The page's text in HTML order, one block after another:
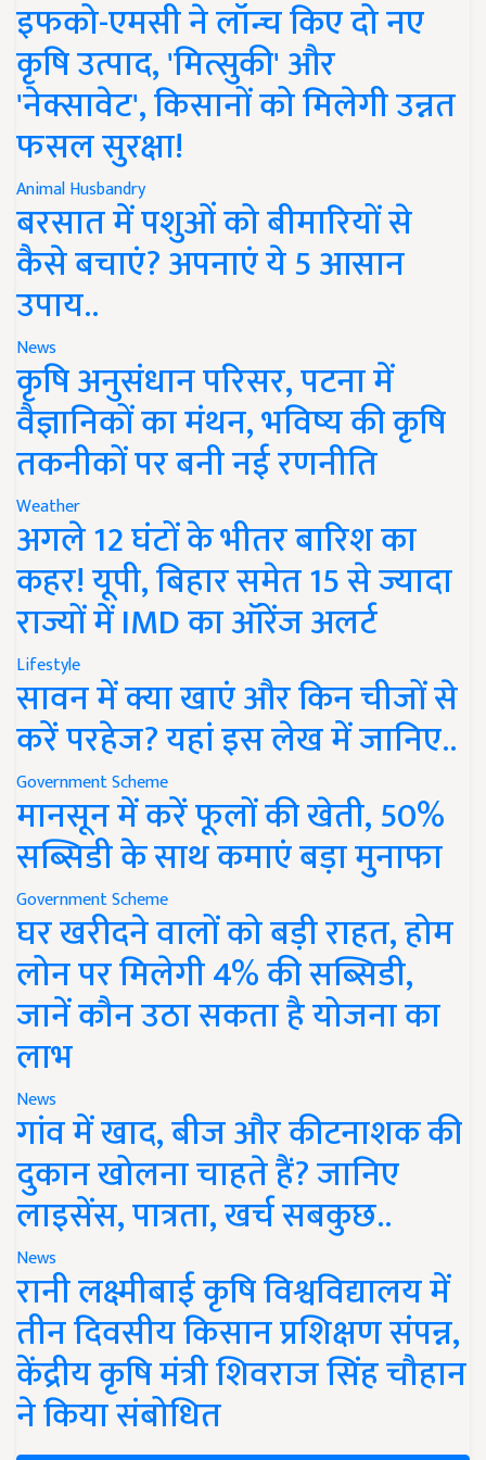
इफको-एमसी ने लॉन्च किए दो नए
कृषि उत्पाद, 'मित्सुकी' और
'नेक्सावेट', किसानों को मिलेगी उन्नत
फसल सुरक्षा!
Animal Husbandry
बरसात में पशुओं को बीमारियों से
कैसे बचाएं? अपनाएं ये 5 आसान
उपाय..
News
कृषि अनुसंधान परिसर, पटना में
वैज्ञानिकों का मंथन, भविष्य की कृषि
तकनीकों पर बनी नई रणनीति
Weather
अगले 12 घंटों के भीतर बारिश का
कहर! यूपी, बिहार समेत 15 से ज्यादा
राज्यों में IMD का ऑरेंज अलर्ट
Lifestyle
सावन में क्या खाएं और किन चीजों से
करें परहेज? यहां इस लेख में जानिए..
Government Scheme
मानसून में करें फूलों की खेती, 50%
सब्सिडी के साथ कमाएं बड़ा मुनाफा
Government Scheme
घर खरीदने वालों को बड़ी राहत, होम
लोन पर मिलेगी 4% की सब्सिडी,
जानें कौन उठा सकता है योजना का
लाभ
News
गांव में खाद, बीज और कीटनाशक की
दुकान खोलना चाहते हैं? जानिए
लाइसेंस, पात्रता, खर्च सबकुछ..
News
रानी लक्ष्मीबाई कृषि विश्वविद्यालय में
तीन दिवसीय किसान प्रशिक्षण संपन्न,
केंद्रीय कृषि मंत्री शिवराज सिंह चौहान
ने किया संबोधित